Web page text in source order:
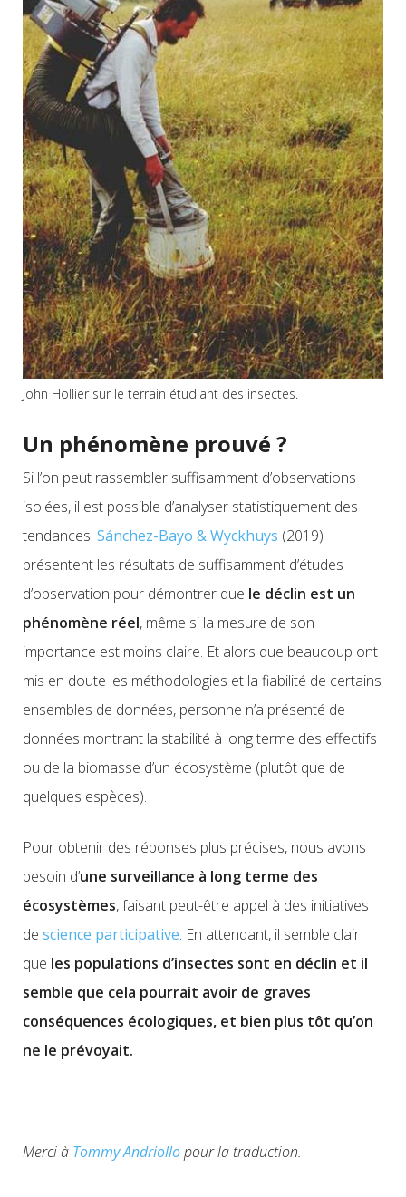
John Hollier sur le terrain étudiant des insectes.
Un phénomène prouvé ?
Si l’on peut rassembler suffisamment d’observations
isolées, il est possible d’analyser statistiquement des
tendances. Sánchez-Bayo & Wyckhuys (2019)
présentent les résultats de suffisamment d’études
d’observation pour démontrer que le déclin est un
phénomène réel, même si la mesure de son
importance est moins claire. Et alors que beaucoup ont
mis en doute les méthodologies et la fiabilité de certains
ensembles de données, personne n’a présenté de
données montrant la stabilité à long terme des effectifs
ou de la biomasse d’un écosystème (plutôt que de
quelques espèces).
Pour obtenir des réponses plus précises, nous avons
besoin d’une surveillance à long terme des
écosystèmes, faisant peut-être appel à des initiatives
de science participative. En attendant, il semble clair
que les populations d’insectes sont en déclin et il
semble que cela pourrait avoir de graves
conséquences écologiques, et bien plus tôt qu’on
ne le prévoyait.
Merci à Tommy Andriollopour la traduction.